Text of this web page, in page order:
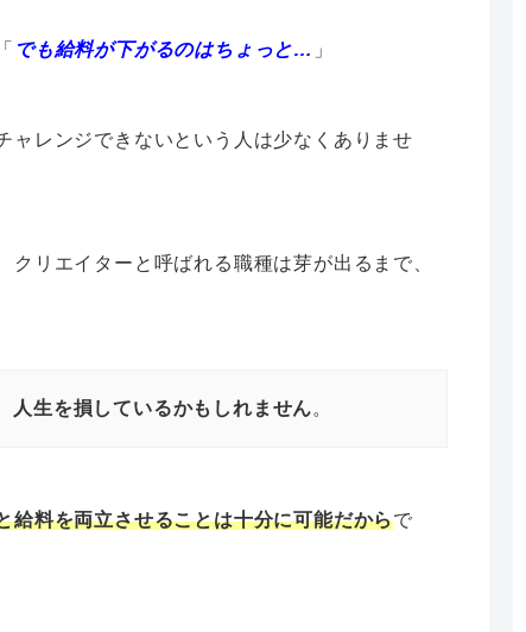
でも給料が下がるのはちょっと… 」
ャレンジできないという人は少なくありませ
リエイターと呼ばれる職種は芽が出るまで、
人生を損しているかもしれません。
給料を両立させることは十分に可能だからで